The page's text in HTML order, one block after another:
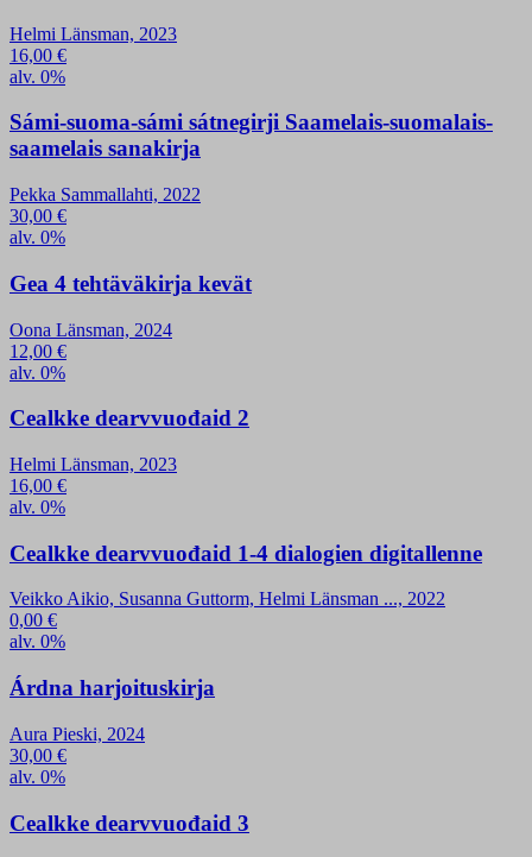
Helmi Länsman, 2023
16,00 €
alv. 0%
Sámi-suoma-sámi sátnegirji Saamelais-suomalais-
saamelais sanakirja
Pekka Sammallahti, 2022
30,00 €
alv. 0%
Gea 4 tehtäväkirja kevät
Oona Länsman, 2024
12,00 €
alv. 0%
Cealkke dearvvuođaid 2
Helmi Länsman, 2023
16,00 €
alv. 0%
Cealkke dearvvuođaid 1-4 dialogien digitallenne
Veikko Aikio, Susanna Guttorm, Helmi Länsman ..., 2022
0,00 €
alv. 0%
Árdna harjoituskirja
Aura Pieski, 2024
30,00 €
alv. 0%
Cealkke dearvvuođaid 3